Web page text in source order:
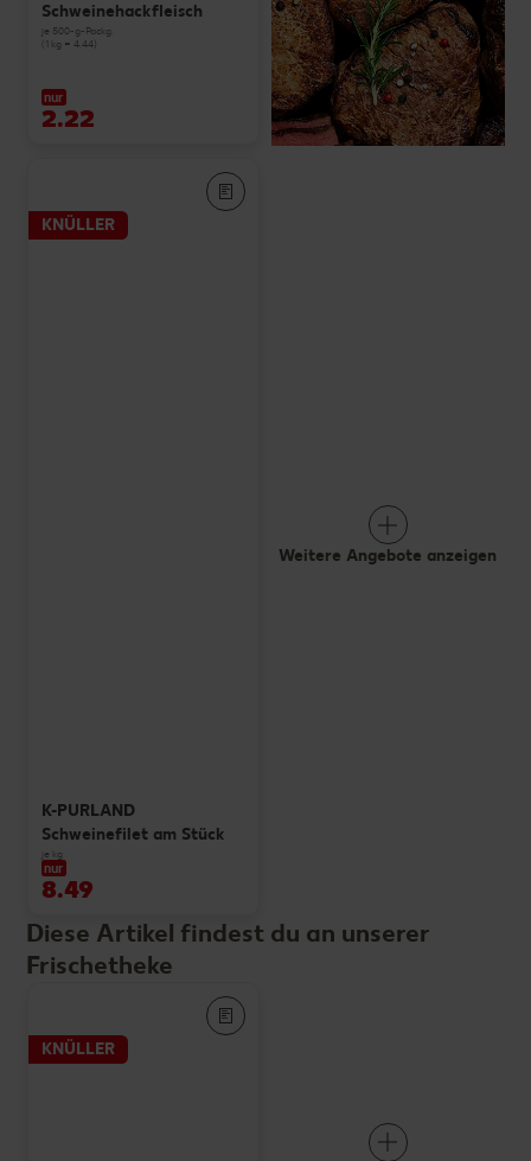
Schweinehackfleisch
je 500-g-Packg.
(1 kg = 4.44)
nur
2.22
KNÜLLER
K-PURLAND
Schweinefilet am Stück
je kg
nur
8.49
Weitere Angebote anzeigen
Diese Artikel findest du an unserer
Frischetheke
KNÜLLER